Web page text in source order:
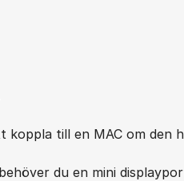
koppla till en MAC om den
du en mini